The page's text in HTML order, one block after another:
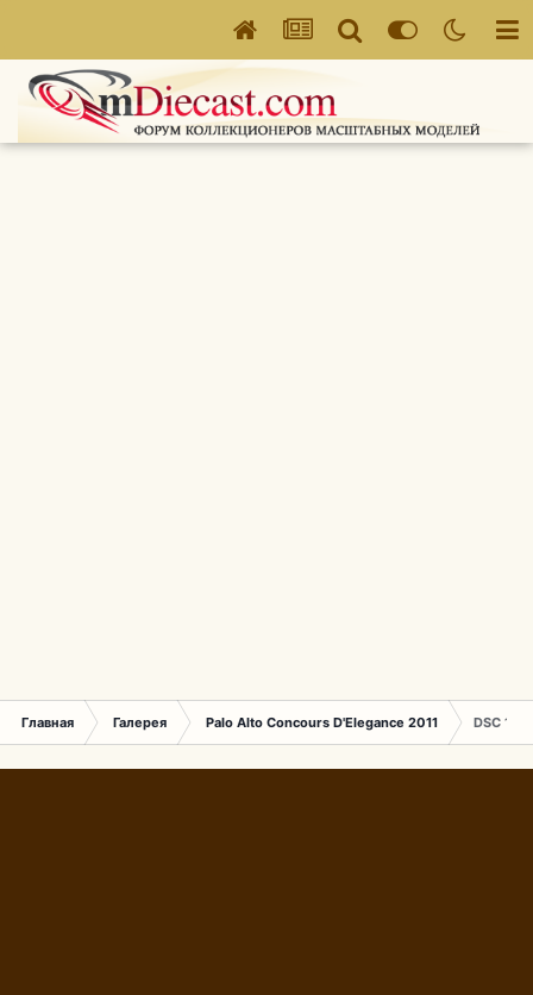
Главная Галерея Palo Alto Concours D'Elegance 2011 DSC